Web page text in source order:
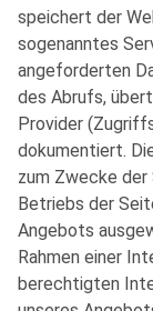
speichert der
sogenanntes
angeforderten
des Abrufs,
Provider
dokumentiert.
zum Zwecke
Betriebs der
Angebots
Rahmen einer
berechtigten